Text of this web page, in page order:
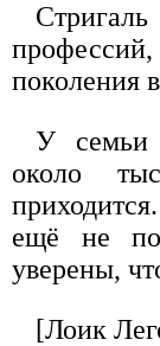
поколения
У семьи
около
ещё не
уверены,
[Лоик